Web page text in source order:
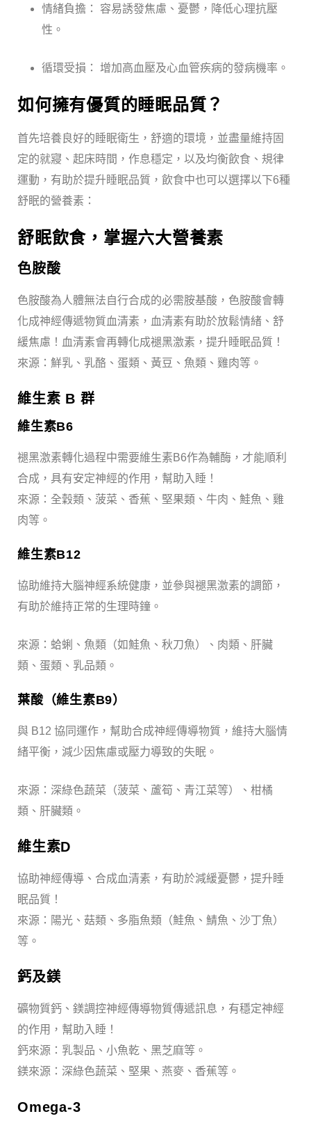
情緒負擔： 容易誘發焦慮、憂鬱，降低心理抗壓
性。
循環受損： 增加高血壓及心血管疾病的發病機率。
如何擁有優質的睡眠品質？
首先培養良好的睡眠衛生，舒適的環境，並盡量維持固
定的就寢、起床時間，作息穩定，以及均衡飲食、規律
運動，有助於提升睡眠品質，飲食中也可以選擇以下6種
舒眠的營養素：
舒眠飲食，掌握六大營養素
色胺酸
色胺酸為人體無法自行合成的必需胺基酸，色胺酸會轉
化成神經傳遞物質血清素，血清素有助於放鬆情緒、舒
緩焦慮！血清素會再轉化成褪黑激素，提升睡眠品質！
來源：鮮乳、乳酪、蛋類、黃豆、魚類、雞肉等。
維生素 B 群
維生素B6
褪黑激素轉化過程中需要維生素B6作為輔酶，才能順利
合成，具有安定神經的作用，幫助入睡！
來源：全穀類、菠菜、香蕉、堅果類、牛肉、鮭魚、雞
肉等。
維生素B12
協助維持大腦神經系統健康，並參與褪黑激素的調節，
有助於維持正常的生理時鐘。
來源：蛤蜊、魚類（如鮭魚、秋刀魚）、肉類、肝臟
類、蛋類、乳品類。
葉酸（維生素B9）
與 B12​ 協同運作，幫助合成神經傳導物質，維持大腦情
緒平衡，減少因焦慮或壓力導致的失眠。
來源：深綠色蔬菜（菠菜、蘆筍、青江菜等）、柑橘
類、肝臟類。
維生素D
協助神經傳導、合成血清素，有助於減緩憂鬱，提升睡
眠品質！
來源：陽光、菇類、多脂魚類（鮭魚、鯖魚、沙丁魚）
等。
鈣及鎂
礦物質鈣、鎂調控神經傳導物質傳遞訊息，有穩定神經
的作用，幫助入睡！
鈣來源：乳製品、小魚乾、黑芝麻等。
鎂來源：深綠色蔬菜、堅果、燕麥、香蕉等。
Omega-3